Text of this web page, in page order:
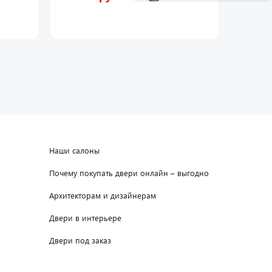
Наши салоны
Почему покупать двери онлайн – выгодно
Архитекторам и дизайнерам
Двери в интерьере
Двери под заказ